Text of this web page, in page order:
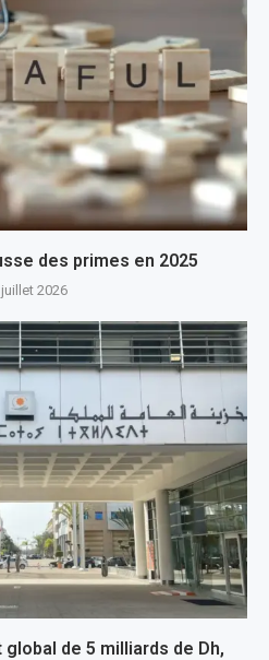
des primes en 2025
2026
de 5 milliards de Dh,